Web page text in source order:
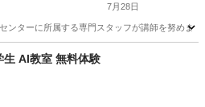
7月28日
ターに所属する専門スタッフが講師を努めま
他 シルバー人材センター
生 AI教室 無料体験